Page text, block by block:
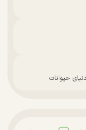
حیوانات